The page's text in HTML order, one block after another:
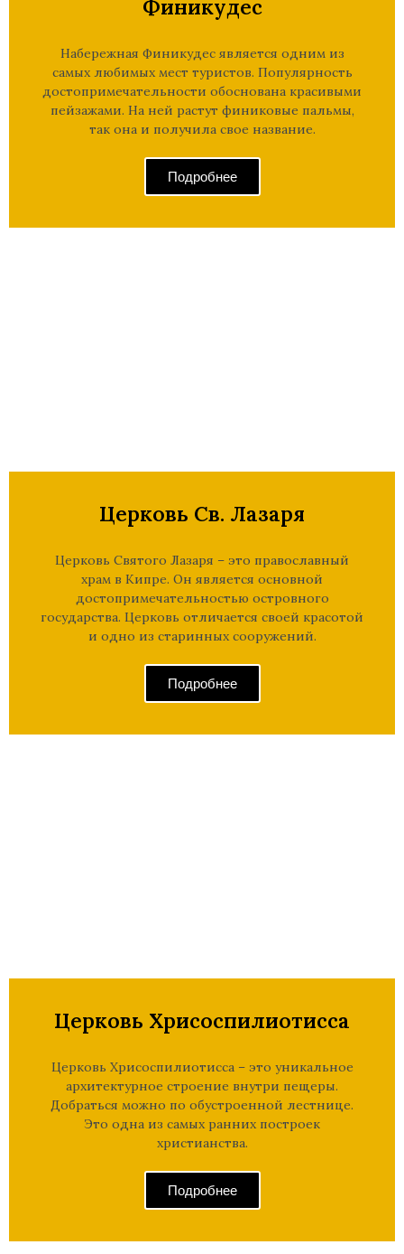
Финикудес
Набережная Финикудес является одним из
самых любимых мест туристов. Популярность
достопримечательности обоснована красивыми
пейзажами. На ней растут финиковые пальмы,
так она и получила свое название.
Подробнее
Церковь Св. Лазаря
Церковь Святого Лазаря – это православный
храм в Кипре. Он является основной
достопримечательностью островного
государства. Церковь отличается своей красотой
и одно из старинных сооружений.
Подробнее
Церковь Хрисоспилиотисса​
Церковь Хрисоспилиотисса – это уникальное
архитектурное строение внутри пещеры.
Добраться можно по обустроенной лестнице.
Это одна из самых ранних построек
христианства.
Подробнее